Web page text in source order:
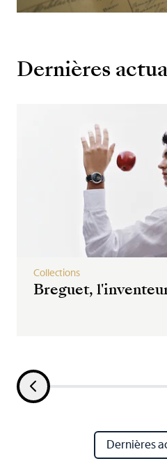
Dernières
Breguet,
Collections
Dernières